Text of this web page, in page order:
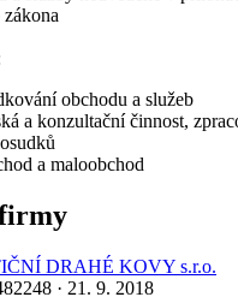
obchodu a služeb
a konzultační činnost,
a maloobchod
DRAHÉ KOVY s.r.o.
· 21. 9. 2018